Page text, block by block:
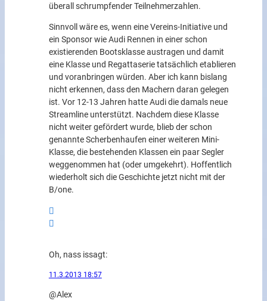
überall schrumpfender Teilnehmerzahlen.
Sinnvoll wäre es, wenn eine Vereins-Initiative und
ein Sponsor wie Audi Rennen in einer schon
existierenden Bootsklasse austragen und damit
eine Klasse und Regattaserie tatsächlich etablieren
und voranbringen würden. Aber ich kann bislang
nicht erkennen, dass den Machern daran gelegen
ist. Vor 12-13 Jahren hatte Audi die damals neue
Streamline unterstützt. Nachdem diese Klasse
nicht weiter gefördert wurde, blieb der schon
genannte Scherbenhaufen einer weiteren Mini-
Klasse, die bestehenden Klassen ein paar Segler
weggenommen hat (oder umgekehrt). Hoffentlich
wiederholt sich die Geschichte jetzt nicht mit der
B/one.
Oh, nass issagt:
11.3.2013 18:57
@Alex